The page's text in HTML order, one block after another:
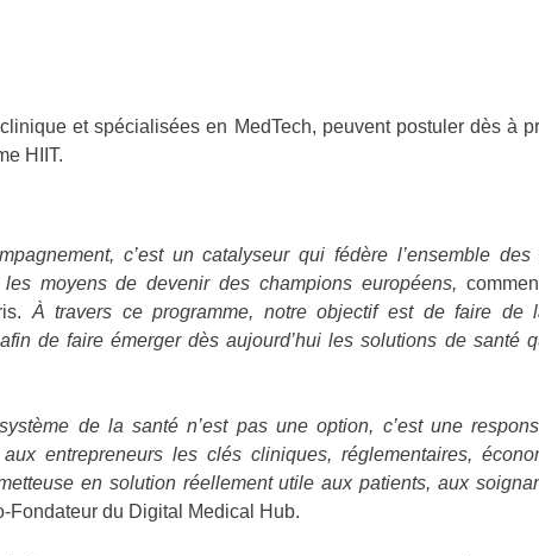
et spécialisées en MedTech, peuvent postuler dès à
HIIT.
c’est un catalyseur qui fédère l’ensemble
moyens de devenir des champions européens,
À travers ce programme, notre objectif est de faire de
de faire émerger dès aujourd’hui les solutions de santé
de la santé n’est pas une option, c’est une
entrepreneurs les clés cliniques, réglementaires,
en solution réellement utile aux patients, aux
Fondateur du Digital Medical Hub.